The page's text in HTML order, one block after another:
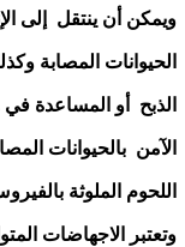
ويمكن أن ينتقل إلى
الحيوانات المصابة
الذبح أو المساعدة في
الآمن بالحيوانات
اللحوم الملوثة
وتعتبر الاجهاضات